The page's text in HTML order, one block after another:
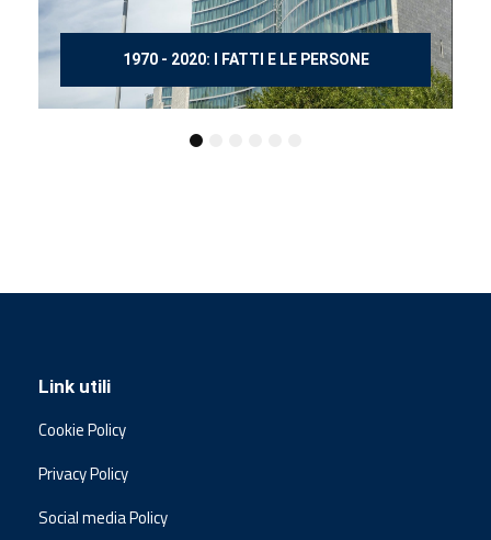
E LE PERSONE 150 ANNI DOPO
Link utili
Cookie Policy
Privacy Policy
Social media Policy